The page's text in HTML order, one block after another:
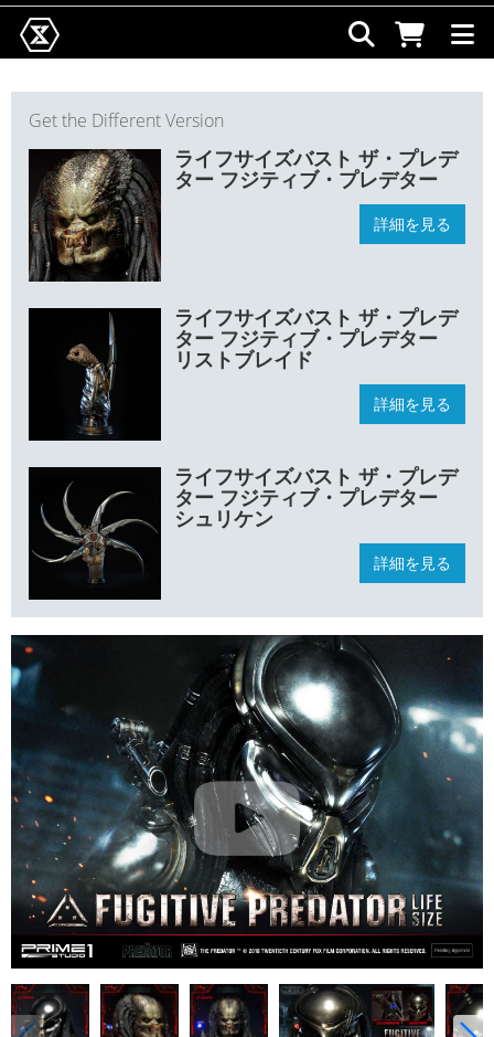
Get the Different Version
ライフサイズバスト ザ・プレデ
ター フジティブ・プレデター
詳細を見る
ライフサイズバスト ザ・プレデ
ター フジティブ・プレデター
リストブレイド
詳細を見る
ライフサイズバスト ザ・プレデ
ター フジティブ・プレデター
シュリケン
詳細を見る